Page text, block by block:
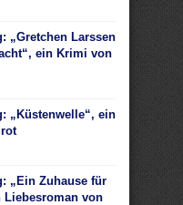
„Gretchen Larssen
ein Krimi von
„Küstenwelle“, ein
„Ein Zuhause für
Liebesroman von